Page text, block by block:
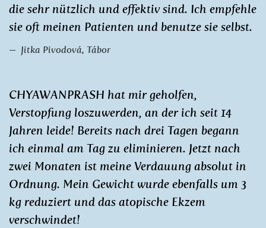
die sehr nützlich und effektiv sind. Ich empfehle
sie oft meinen Patienten und benutze sie selbst.
Jitka Pivodová, Tábor
CHYAWANPRASH hat mir geholfen,
Verstopfung loszuwerden, an der ich seit 14
Jahren leide! Bereits nach drei Tagen begann
ich einmal am Tag zu eliminieren. Jetzt nach
zwei Monaten ist meine Verdauung absolut in
Ordnung. Mein Gewicht wurde ebenfalls um 3
kg reduziert und das atopische Ekzem
verschwindet!